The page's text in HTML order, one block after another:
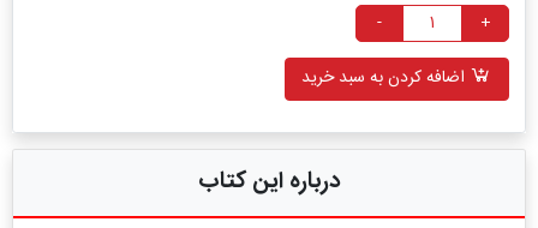
+
-
اضافه کردن به سبد خرید
درباره این کتاب